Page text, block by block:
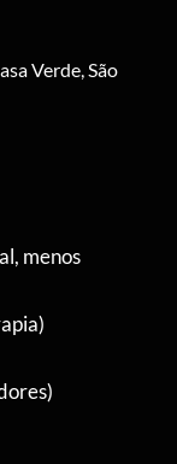
Verde, São
menos